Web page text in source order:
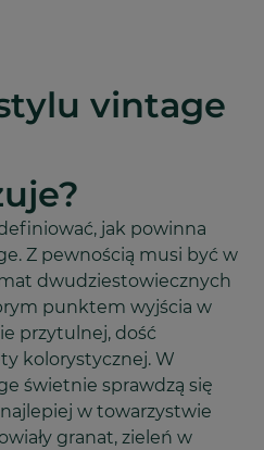
vintage
jak powinna
Z pewnością musi być w
dwudziestowiecznych
punktem wyjścia w
przytulnej, dość
kolorystycznej. W
świetnie sprawdzą się
w towarzystwie
granat, zieleń w